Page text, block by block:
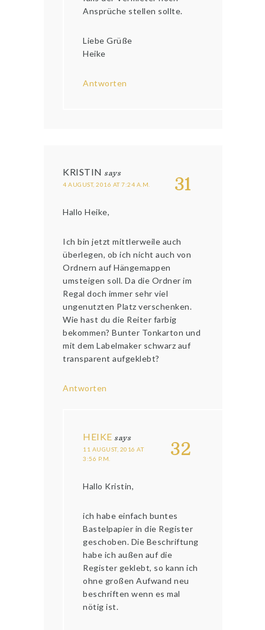
Ansprüche stellen sollte.
Liebe Grüße
Heike
Antworten
31
KRISTIN says
4 AUGUST, 2016 AT 7:24 A.M.
Hallo Heike,
Ich bin jetzt mittlerweile auch
überlegen, ob ich nicht auch von
Ordnern auf Hängemappen
umsteigen soll. Da die Ordner im
Regal doch immer sehr viel
ungenutzten Platz verschenken.
Wie hast du die Reiter farbig
bekommen? Bunter Tonkarton und
mit dem Labelmaker schwarz auf
transparent aufgeklebt?
Antworten
32
HEIKE says
11 AUGUST, 2016 AT
3:56 P.M.
Hallo Kristin,
ich habe einfach buntes
Bastelpapier in die Register
geschoben. Die Beschriftung
habe ich außen auf die
Register geklebt, so kann ich
ohne großen Aufwand neu
beschriften wenn es mal
nötig ist.